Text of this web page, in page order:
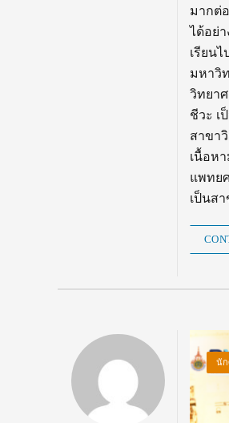
มากต่
ได้อย่
เรียน
มหาวิ
วิทยา
ชีวะ เ
สาขา
เนื้อห
แพทย
เป็นส
นั